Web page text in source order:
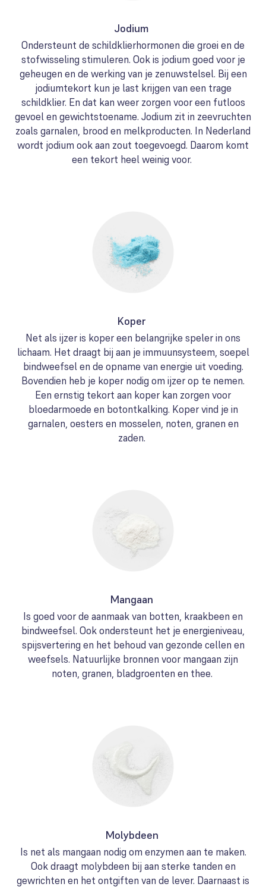
Jodium
Ondersteunt de schildklierhormonen die groei en de
stofwisseling stimuleren. Ook is jodium goed voor je
geheugen en de werking van je zenuwstelsel. Bij een
jodiumtekort kun je last krijgen van een trage
schildklier. En dat kan weer zorgen voor een futloos
gevoel en gewichtstoename. Jodium zit in zeevruchten
zoals garnalen, brood en melkproducten. In Nederland
wordt jodium ook aan zout toegevoegd. Daarom komt
een tekort heel weinig voor.
Koper
Net als ijzer is koper een belangrijke speler in ons
lichaam. Het draagt bij aan je immuunsysteem, soepel
bindweefsel en de opname van energie uit voeding.
Bovendien heb je koper nodig om ijzer op te nemen.
Een ernstig tekort aan koper kan zorgen voor
bloedarmoede en botontkalking. Koper vind je in
garnalen, oesters en mosselen, noten, granen en
zaden.
Mangaan
Is goed voor de aanmaak van botten, kraakbeen en
bindweefsel. Ook ondersteunt het je energieniveau,
spijsvertering en het behoud van gezonde cellen en
weefsels. Natuurlijke bronnen voor mangaan zijn
noten, granen, bladgroenten en thee.
Molybdeen
Is net als mangaan nodig om enzymen aan te maken.
Ook draagt molybdeen bij aan sterke tanden en
gewrichten en het ontgiften van de lever. Daarnaast is